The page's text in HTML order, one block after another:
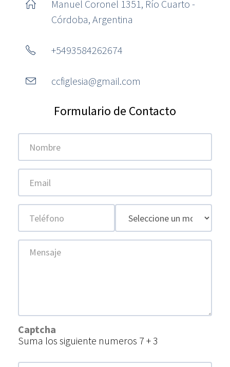
Manuel Coronel 1351, Rí­o Cuarto -
Córdoba, Argentina
+5493584262674
ccfiglesia@gmail.com
Formulario de Contacto
Teléfono
Mensaje
Captcha
Suma los siguiente numeros 7 + 3